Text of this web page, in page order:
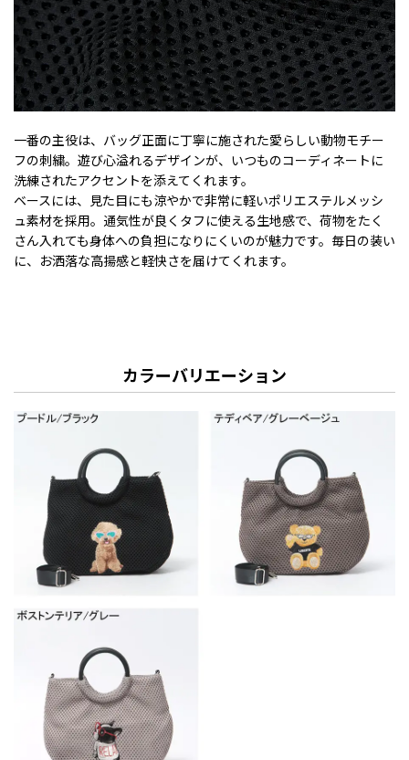
一番の主役は、バッグ正面に丁寧に施された愛らしい動物モチー
フの刺繍。遊び心溢れるデザインが、いつものコーディネートに
洗練されたアクセントを添えてくれます。
ベースには、見た目にも涼やかで非常に軽いポリエステルメッシ
ュ素材を採用。通気性が良くタフに使える生地感で、荷物をたく
さん入れても身体への負担になりにくいのが魅力です。毎日の装い
に、お洒落な高揚感と軽快さを届けてくれます。
カラーバリエーション